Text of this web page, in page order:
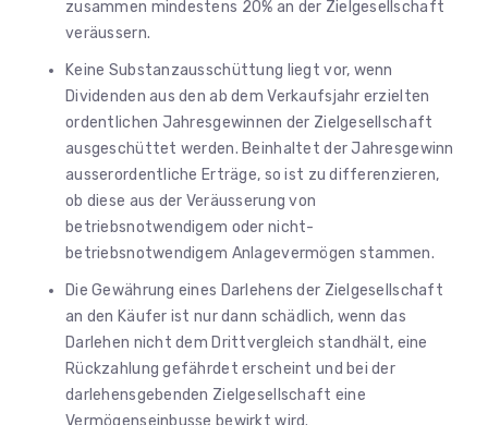
zusammen mindestens 20% an der Zielgesellschaft
veräussern.
Keine Substanzausschüttung liegt vor, wenn
Dividenden aus den ab dem Verkaufsjahr erzielten
ordentlichen Jahresgewinnen der Zielgesellschaft
ausgeschüttet werden. Beinhaltet der Jahresgewinn
ausserordentliche Erträge, so ist zu differenzieren,
ob diese aus der Veräusserung von
betriebsnotwendigem oder nicht-
betriebsnotwendigem Anlagevermögen stammen.
Die Gewährung eines Darlehens der Zielgesellschaft
an den Käufer ist nur dann schädlich, wenn das
Darlehen nicht dem Drittvergleich standhält, eine
Rückzahlung gefährdet erscheint und bei der
darlehensgebenden Zielgesellschaft eine
Vermögenseinbusse bewirkt wird.